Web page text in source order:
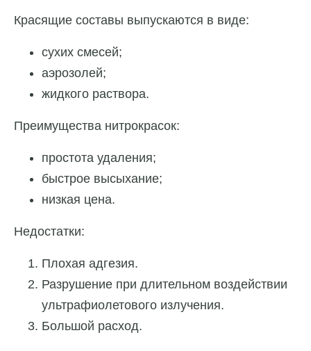
Красящие составы выпускаются в виде:
сухих смесей;
аэрозолей;
жидкого раствора.
Преимущества нитрокрасок:
простота удаления;
быстрое высыхание;
низкая цена.
Недостатки:
Плохая адгезия.
Разрушение при длительном воздействии
ультрафиолетового излучения.
Большой расход.